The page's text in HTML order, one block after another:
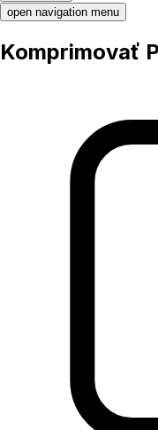
open navigation menu
Komprimovať